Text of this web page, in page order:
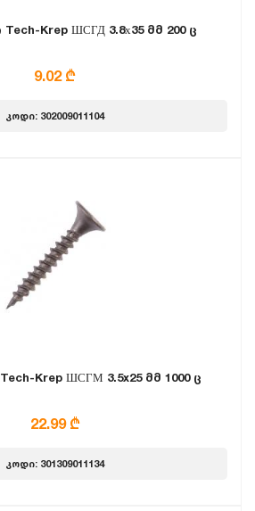
Krep ШСГД 3.8х35 მმ 200 ც
9.02 ₾
კოდი: 302009011104
Krep ШСГМ 3.5x25 მმ 1000 ც
22.99 ₾
კოდი: 301309011134